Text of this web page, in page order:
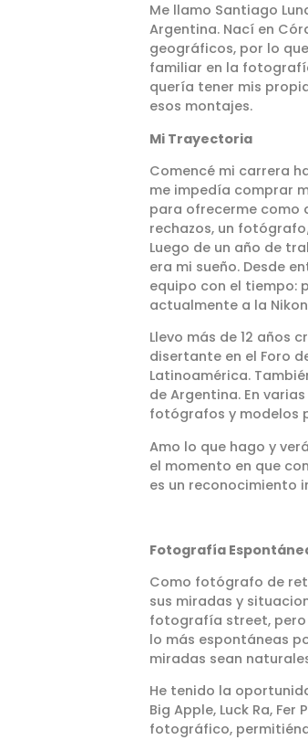
Me llamo Santiago
Argentina. Nací en
geográficos, por lo
familiar en la
quería tener mis
esos montajes.
Mi Trayectoria
Comencé mi carrera
me impedía comprar
para ofrecerme como
rechazos, un
Luego de un año de
era mi sueño. Desde
equipo con el tiempo:
actualmente a la
Llevo más de 12 años
disertante en el Foro
Latinoamérica.
de Argentina. En
fotógrafos y modelos
Amo lo que hago y
el momento en que
es un reconocimiento
Fotografía
Como fotógrafo de
sus miradas y
fotografía street, pero
lo más espontáneas
miradas sean
He tenido la
Big Apple, Luck Ra,
fotográfico,